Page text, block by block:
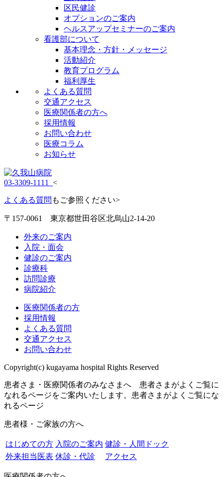
区民健診
オプションのご案内
ヘルスアップセミナーのご案内
看護部について
基本理念・方針・メッセージ
活動紹介
教育プログラム
福利厚生
よくある質問
交通アクセス
医療関係者の方へ
採用情報
お問い合わせ
医療コラム
お知らせ
03-3309-1111 <
よくある質問 もご参照ください>
〒157-0061 東京都世田谷区北烏山2-14-20
外来のご案内
入院・面会
健診のご案内
診療科
訪問診療
病院紹介
医療関係者の方
採用情報
よくある質問
交通アクセス
お問い合わせ
Copyright(c) kugayama hospital Rights Reserved
患者さま・医療関係者のみなさまへ 患者さまがよくご覧に
なれるページをご案内いたします。 患者さまがよくご覧にな
れるページ
患者様・ご家族の方へ
はじめての方 入院のご案内 健診・人間ドック
外来担当医表 休診・代診 アクセス